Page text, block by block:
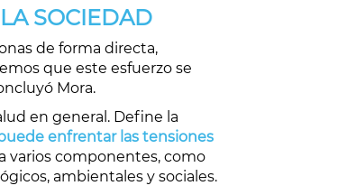
SOCIEDAD
de forma directa,
que este esfuerzo se
Mora.
en general. Define la
enfrentar las tensiones
varios componentes, como
ambientales y sociales.